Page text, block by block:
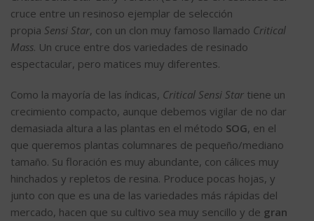
cruce entre un resinoso ejemplar de selección
propia Sensi Star, con un clon muy famoso llamado Critical
Mass. Un cruce entre dos variedades de resinado
espectacular, pero matices muy diferentes.
Como la mayoría de las índicas, Critical Sensi Star tiene un
crecimiento compacto, aunque debemos vigilar de no dar
demasiada altura a las plantas en el método SOG, en el
que queremos plantas columnares de pequeño/mediano
tamaño. Su floración es muy abundante, con cálices muy
hinchados y repletos de resina. Produce pocas hojas, y
junto con que es una de las variedades más rápidas del
mercado, hacen que su cultivo sea muy sencillo y de gran